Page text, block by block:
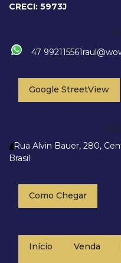
CRECI: 5973J
47 992115561
Google StreetView
Rua Alvin Bauer, 280,
Brasil
Como Chegar
Início Venda